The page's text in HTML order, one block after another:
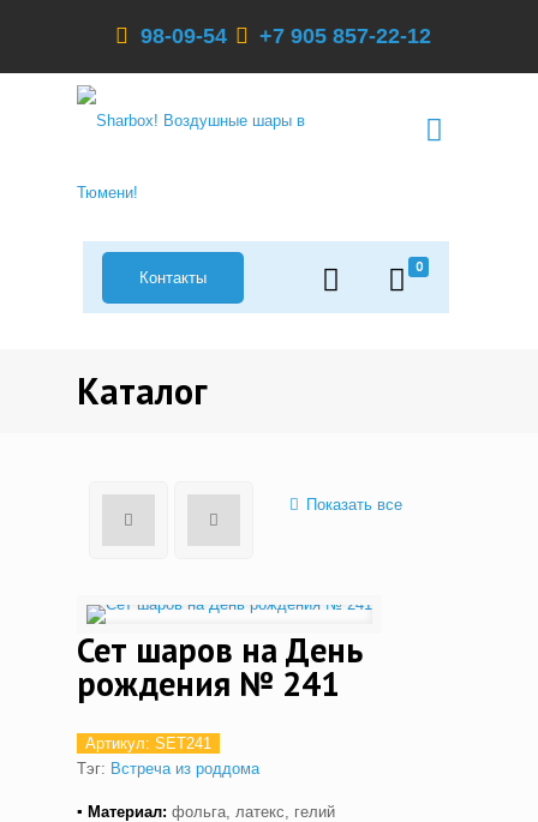
98-09-54 +7 905 857-22-12
0
Контакты
Каталог
Показать все
Сет шаров на День
рождения № 241
Артикул: SET241
Тэг: Встреча из роддома
▪ Материал: фольга, латекс, гелий